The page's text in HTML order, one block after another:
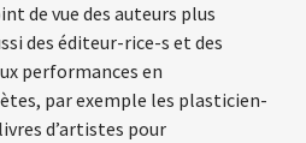
de vue des auteurs plus
des éditeur-rice-s et des
performances en
par exemple les plasticien-
d’artistes pour